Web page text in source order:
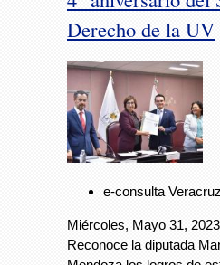
Derecho de la UV
e-consulta Veracruz
Miércoles, Mayo 31,
Reconoce la diputada